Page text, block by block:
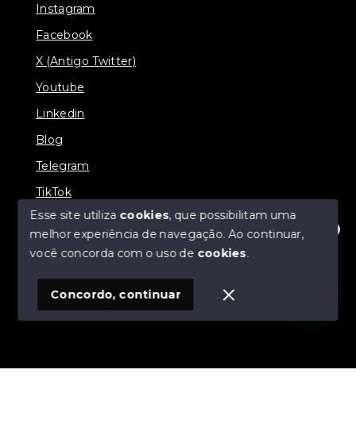
Olá! Estamos disponíveis para te ajudar.
Instagram
Facebook
X (Antigo Twitter)
Youtube
Linkedin
Blog
Telegram
TikTok
© Copyright 2026 - Zucotti Imóveis - Todos os direitos
SITE PARA IMOBILIARIA
Esse site utiliza cookies, que possibilitam uma
melhor experiência de navegação.Ao continuar,
você concorda com o uso de cookies.
Concordo, continuar